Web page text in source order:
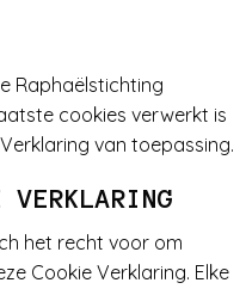
Raphaëlstichting
cookies verwerkt is
van toepassing.
het recht voor om
Cookie Verklaring. Elke